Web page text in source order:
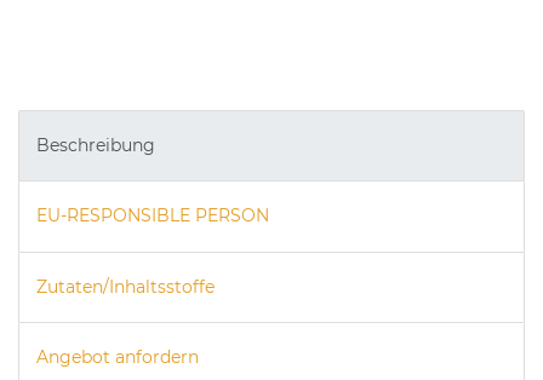
Beschreibung
EU-RESPONSIBLE PERSON
Zutaten/Inhaltsstoffe
Angebot anfordern